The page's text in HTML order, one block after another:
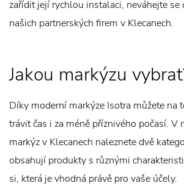
zařídit její rychlou instalaci, neváhejte se
našich partnerských firem v Klecanech.
Jakou markýzu
Díky moderní markýze Isotra můžete na
trávit čas i za méně příznivého počasí. V
markýz v Klecanech naleznete dvě
obsahují produkty s různými
si, která je vhodná právě pro vaše účely.